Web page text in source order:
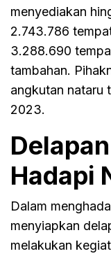
menyediakan
2.743.786
3.288.690
tambahan.
angkutan nataru
2023.
Hadapi
Dalam
menyiapkan
melakukan